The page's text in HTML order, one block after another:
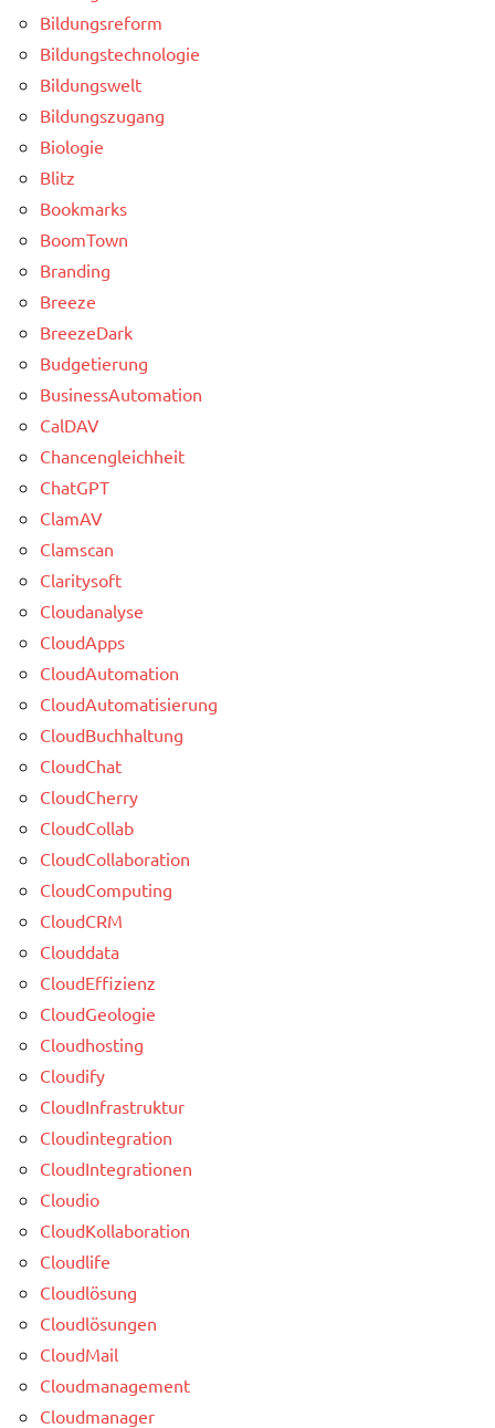
Bildungsreform
Bildungstechnologie
Bildungswelt
Bildungszugang
Biologie
Blitz
Bookmarks
BoomTown
Branding
Breeze
BreezeDark
Budgetierung
BusinessAutomation
CalDAV
Chancengleichheit
ChatGPT
ClamAV
Clamscan
Claritysoft
Cloudanalyse
CloudApps
CloudAutomation
CloudAutomatisierung
CloudBuchhaltung
CloudChat
CloudCherry
CloudCollab
CloudCollaboration
CloudComputing
CloudCRM
Clouddata
CloudEffizienz
CloudGeologie
Cloudhosting
Cloudify
CloudInfrastruktur
Cloudintegration
CloudIntegrationen
Cloudio
CloudKollaboration
Cloudlife
Cloudlösung
Cloudlösungen
CloudMail
Cloudmanagement
Cloudmanager